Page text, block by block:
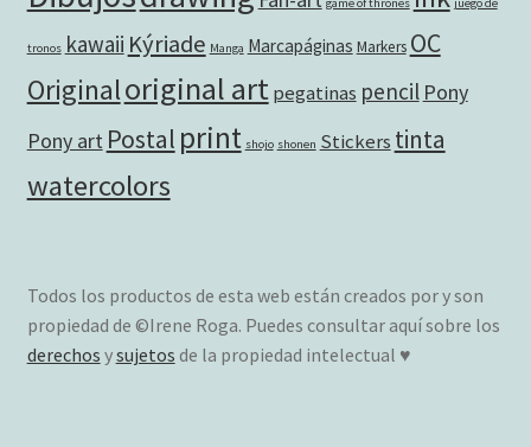
game of thrones juego de
tronos kawaii Kýriade Manga Marcapáginas Markers OC
Originaloriginal art pegatinas pencil Pony
Pony art Postal print shojo shonen Stickers tinta
watercolors
Todos los productos de esta web están creados por y son
propiedad de ©Irene Roga. Puedes consultar aquí sobre los
derechos ysujetos de la propiedad intelectual ♥